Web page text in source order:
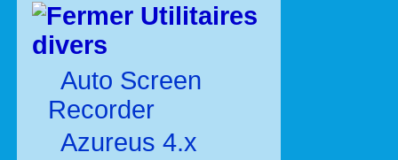
Utilitaires
divers
Auto Screen
Recorder
Azureus 4.x